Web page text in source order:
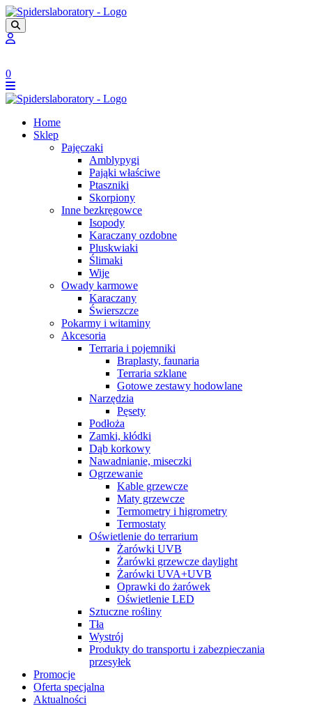
0
Home
Sklep
Pajęczaki
Amblypygi
Pająki właściwe
Ptaszniki
Skorpiony
Inne bezkręgowce
Isopody
Karaczany ozdobne
Pluskwiaki
Ślimaki
Wije
Owady karmowe
Karaczany
Świerszcze
Pokarmy i witaminy
Akcesoria
Terraria i pojemniki
Braplasty, faunaria
Terraria szklane
Gotowe zestawy hodowlane
Narzędzia
Pęsety
Podłoża
Zamki, kłódki
Dąb korkowy
Nawadnianie, miseczki
Ogrzewanie
Kable grzewcze
Maty grzewcze
Termometry i higrometry
Termostaty
Oświetlenie do terrarium
Żarówki UVB
Żarówki grzewcze daylight
Żarówki UVA+UVB
Oprawki do żarówek
Oświetlenie LED
Sztuczne rośliny
Tła
Wystrój
Produkty do transportu i zabezpieczania
przesyłek
Promocje
Oferta specjalna
Aktualności